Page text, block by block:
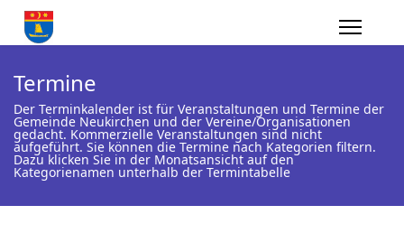
Termine
Der Terminkalender ist für Veranstaltungen und Termine der
Gemeinde Neukirchen und der Vereine/Organisationen
gedacht. Kommerzielle Veranstaltungen sind nicht
aufgeführt. Sie können die Termine nach Kategorien filtern.
Dazu klicken Sie in der Monatsansicht auf den
Kategorienamen unterhalb der Termintabelle